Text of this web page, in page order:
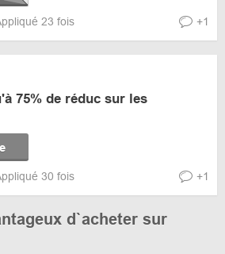
23 fois +1
75% de réduc sur les
30 fois +1
d`acheter sur